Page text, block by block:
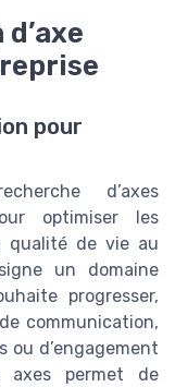
pour
d’axes
optimiser les
qualité de vie au
un domaine
progresser,
communication,
ou d’engagement
axes permet de